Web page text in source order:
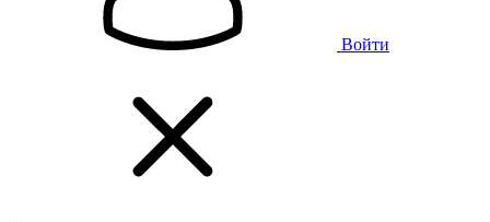
Войти